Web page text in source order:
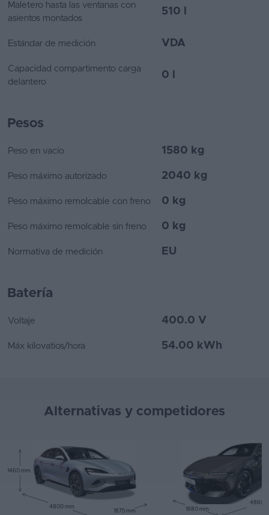
Maletero hasta las ventanas con
asientos montados
510 l
Estándar de medición VDA
Capacidad compartimento carga
delantero
0 l
Peso en vacío 1580 kg
Peso máximo autorizado 2040 kg
Peso máximo remolcable con freno 0 kg
Peso máximo remolcable sin freno 0 kg
Normativa de medición EU
Pesos
Voltaje 400.0 V
Máx kilovatios/hora 54.00 kWh
Batería
Alternativas y competidores
1460 mm
4800 mm
1875 mm
4860
1880 mm